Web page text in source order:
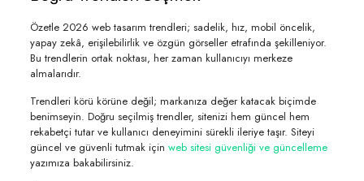
Özetle 2026 web tasarım trendleri; sadelik, hız, mobil öncelik,
yapay zekâ, erişilebilirlik ve özgün görseller etrafında şekilleniyor.
Bu trendlerin ortak noktası, her zaman kullanıcıyı merkeze
almalarıdır.
Trendleri körü körüne değil; markanıza değer katacak biçimde
benimseyin. Doğru seçilmiş trendler, sitenizi hem güncel hem
rekabetçi tutar ve kullanıcı deneyimini sürekli ileriye taşır. Siteyi
güncel ve güvenli tutmak için web sitesi güvenliği ve güncelleme
yazımıza bakabilirsiniz.